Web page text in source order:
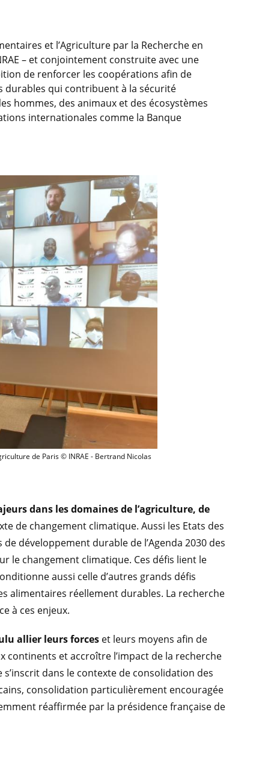
et l’Agriculture par la Recherche en
– et conjointement construite avec une
de renforcer les coopérations afin de
durables qui contribuent à la sécurité
hommes, des animaux et des écosystèmes
internationales comme la Banque
TSARA, le 3 mars 2022 à l'occasion du Salon international de l'agriculture de
de Paris © INRAE - Bertrand Nicolas
dans les domaines de l’agriculture, de
de changement climatique. Aussi les Etats des
développement durable de l’Agenda 2030 des
le changement climatique. Ces défis lient le
aussi celle d’autres grands défis
alimentaires réellement durables. La recherche
à ces enjeux.
allier leurs forces et leurs moyens afin de
et accroître l’impact de la recherche
dans le contexte de consolidation des
consolidation particulièrement encouragée
réaffirmée par la présidence française de